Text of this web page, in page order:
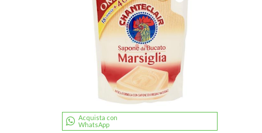
Acquista con
WhatsApp